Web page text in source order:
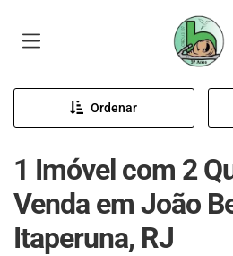
Página
Ordenar
1 Imóvel com 2
Venda em João
Itaperuna, RJ